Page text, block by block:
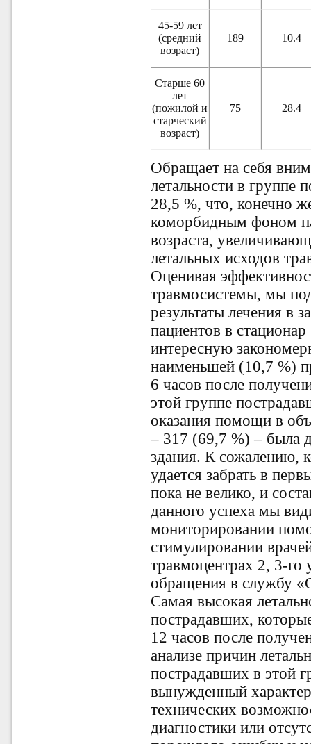
45-59 лет
(средний
возраст)
189 10.4
Старше 60
лет
(пожилой и
старческий
возраст)
75 28.4
Обращает на себя
летальности в группе
28,5 %, что, конечно
коморбидным фоном
возраста,
летальных исходов
Оценивая
травмосистемы, мы
результаты лечения в
пациентов в
интересную
наименьшей (10,7 %)
6 часов после
этой группе
оказания помощи в
– 317 (69,7 %) – была
здания. К сожалению,
удается забрать в
пока не велико, и
данного успеха мы
мониторировании
стимулировании
травмоцентрах 2, 3-го
обращения в службу
Самая высокая
пострадавших,
12 часов после
анализе причин
пострадавших в этой
вынужденный
технических
диагностики или